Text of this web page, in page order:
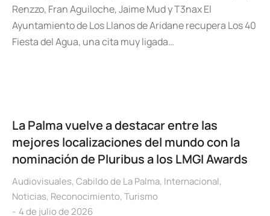
Renzzo, Fran Aguiloche, Jaime Mud y T3nax El
Ayuntamiento de Los Llanos de Aridane recupera Los 40
Fiesta del Agua, una cita muy ligada…
La Palma vuelve a destacar entre las
mejores localizaciones del mundo con la
nominación de Pluribus a los LMGI Awards
Audiovisuales, Cabildo de La Palma, Internacional,
Noticias, Reconocimiento, Turismo
4 de julio de 2026